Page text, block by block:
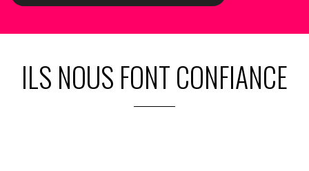
ILS NOUS FONT CONFIANCE